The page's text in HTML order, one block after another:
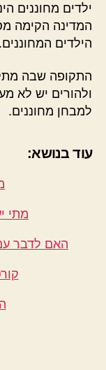
ילדים מחוננים
המדינה הקימה
הילדים המחוננים.
התקופה שבה
ולהורים יש לא
למבחן מחוננים.
עוד בנושא:
מתי
האם לדבר